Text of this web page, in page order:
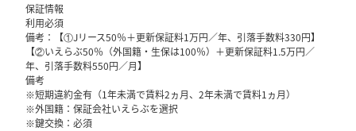
保証情報
利用必須
備考：【①Jリース50％＋更新保証料1万円／年、引落手数料330円】
【②いえらぶ50％（外国籍・生保は100％）＋更新保証料1.5万円／
年、引落手数料550円／月】
備考
※短期違約金有（1年未満で賃料2ヵ月、2年未満で賃料1ヵ月）
※外国籍：保証会社いえらぶを選択
※鍵交換：必須